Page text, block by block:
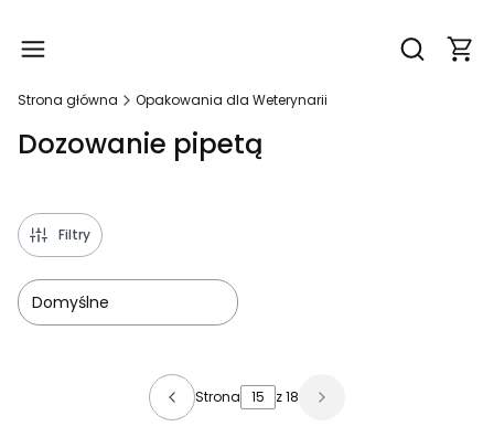
Otwórz
Strona główna Opakowania dla Weterynarii
Dozowanie pipetą
Filtry
Domyślne
Lista produktów
Strona z 18